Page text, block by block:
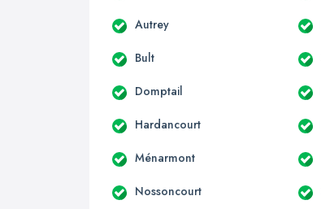
Autrey
Bult
Domptail
Hardancourt
Ménarmont
Nossoncourt